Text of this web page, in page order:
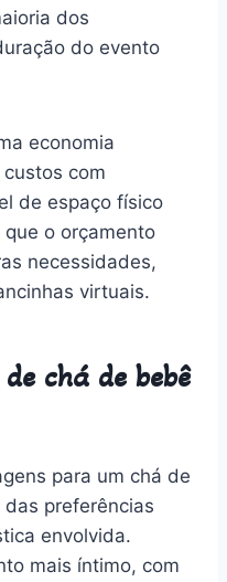
dos
do evento
economia
com
de espaço físico
o orçamento
necessidades,
virtuais.
chá de bebê
para um chá de
preferências
envolvida.
mais íntimo, com